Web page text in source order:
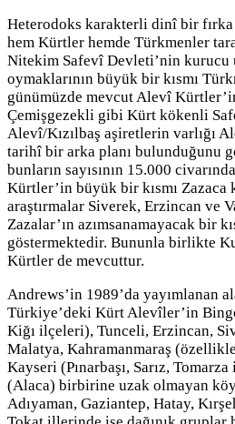
Heterodoks karakterli dinî bir
hem Kürtler hemde Türkmenler
Nitekim Safevî Devleti’nin kurucu
oymaklarının büyük bir kısmı
günümüzde mevcut Alevî Kürtler’in
Çemişgezekli gibi Kürt kökenli
Alevî/Kızılbaş aşiretlerin varlığı
tarihî bir arka planı bulunduğunu
bunların sayısının 15.000
Kürtler’in büyük bir kısmı Zazaca
araştırmalar Siverek, Erzincan ve
Zazalar’ın azımsanamayacak bir
göstermektedir. Bununla birlikte
Kürtler de mevcuttur.
Andrews’in 1989’da yayımlanan
Türkiye’deki Kürt Alevîler’in
Kiğı ilçeleri), Tunceli, Erzincan,
Malatya, Kahramanmaraş
Kayseri (Pınarbaşı, Sarız,
(Alaca) birbirine uzak olmayan
Adıyaman, Gaziantep, Hatay,